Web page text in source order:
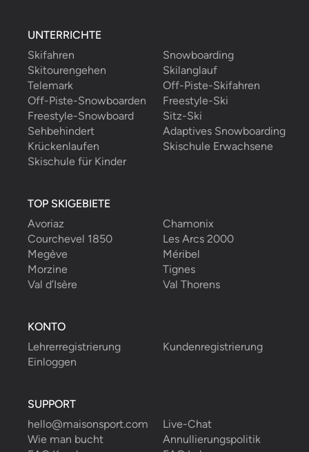
UNTERRICHTE
Skifahren
Snowboarding
Skitourengehen
Skilanglauf
Telemark
Off-Piste-Skifahren
Off-Piste-Snowboarden
Freestyle-Ski
Freestyle-Snowboard
Sitz-Ski
Sehbehindert
Adaptives Snowboarding
Krückenlaufen
Skischule Erwachsene
Skischule für Kinder
TOP SKIGEBIETE
Avoriaz
Chamonix
Courchevel 1850
Les Arcs 2000
Megève
Méribel
Morzine
Tignes
Val d’Isère
Val Thorens
KONTO
Lehrerregistrierung
Kundenregistrierung
Einloggen
SUPPORT
hello@maisonsport.com
Live-Chat
Wie man bucht
Annullierungspolitik